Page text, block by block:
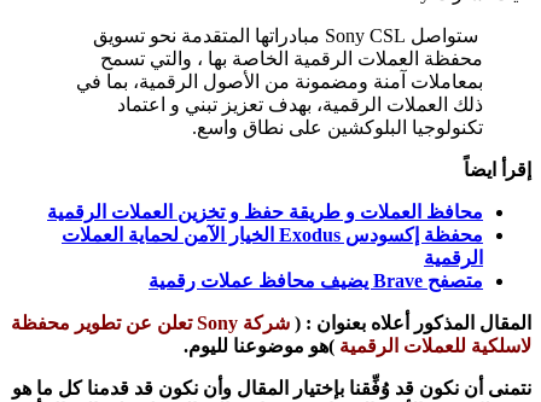
ستواصل Sony CSL مبادراتها المتقدمة نحو تسويق
محفظة العملات الرقمية الخاصة بها ، والتي تسمح
بمعاملات آمنة ومضمونة من الأصول الرقمية، بما في
ذلك العملات الرقمية، بهدف تعزيز تبني و اعتماد
تكنولوجيا البلوكشين على نطاق واسع.
إقرأ ايضاً
محافظ العملات و طريقة حفظ و تخزين العملات الرقمية
محفظة إكسودس Exodus الخيار الآمن لحماية العملات
الرقمية
متصفح Brave يضيف محافظ عملات رقمية
المقال المذكور أعلاه بعنوان :
(
شركة Sony تعلن عن تطوير محفظة
لاسلكية للعملات الرقمية )هو موضوعنا لليوم.
نتمنى أن نكون قد وُفِّقنا بإختيار المقال وأن نكون قد قدمنا كل ما هو